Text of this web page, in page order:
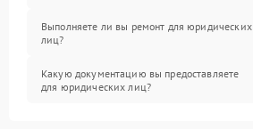
Выполняете ли вы ремонт для юридических
лиц?
Какую документацию вы предоставляете
для юридических лиц?